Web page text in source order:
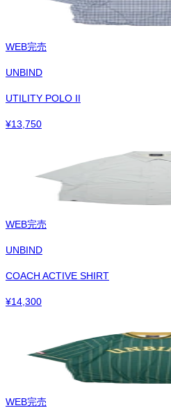
WEB完売
UNBIND
UTILITY POLO II
¥13,750
WEB完売
UNBIND
COACH ACTIVE SHIRT
¥14,300
WEB完売